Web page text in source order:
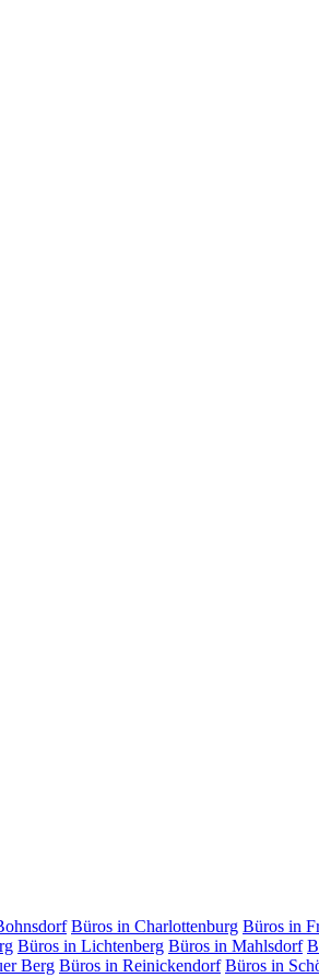
Büros in Charlottenburg Büros in
Büros in Lichtenberg Büros in Mahlsdorf
Berg Büros in Reinickendorf Büros in